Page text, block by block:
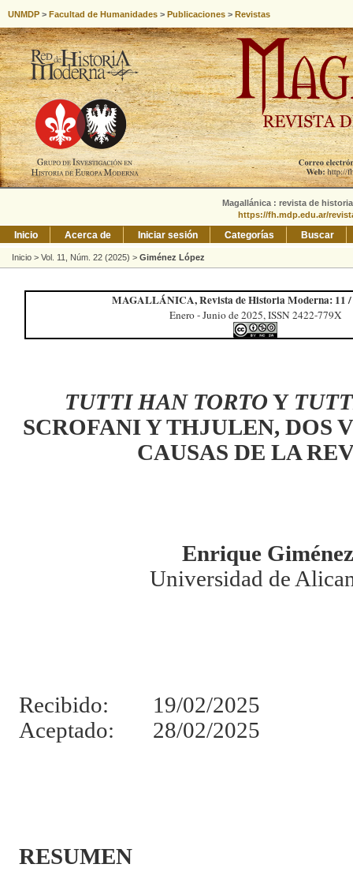
UNMDP > Facultad de Humanidades > Publicaciones > Revistas
Magallánica : revista de
https://fh.mdp.edu.ar/
Inicio Acerca de Iniciar sesión Categorías Buscar
Inicio > Vol. 11, Núm. 22 (2025) > Giménez López
MAGALLÁNICA, Revista de Historia Moderna: 11
Enero - Junio de 2025, ISSN 2422-779X
TUTTI HAN TORTO Y
SCROFANI Y THJULEN, DOS
CAUSAS DE LA
Enrique
Universidad de
Recibido: 19/02/2025
Aceptado: 28/02/2025
RESUMEN